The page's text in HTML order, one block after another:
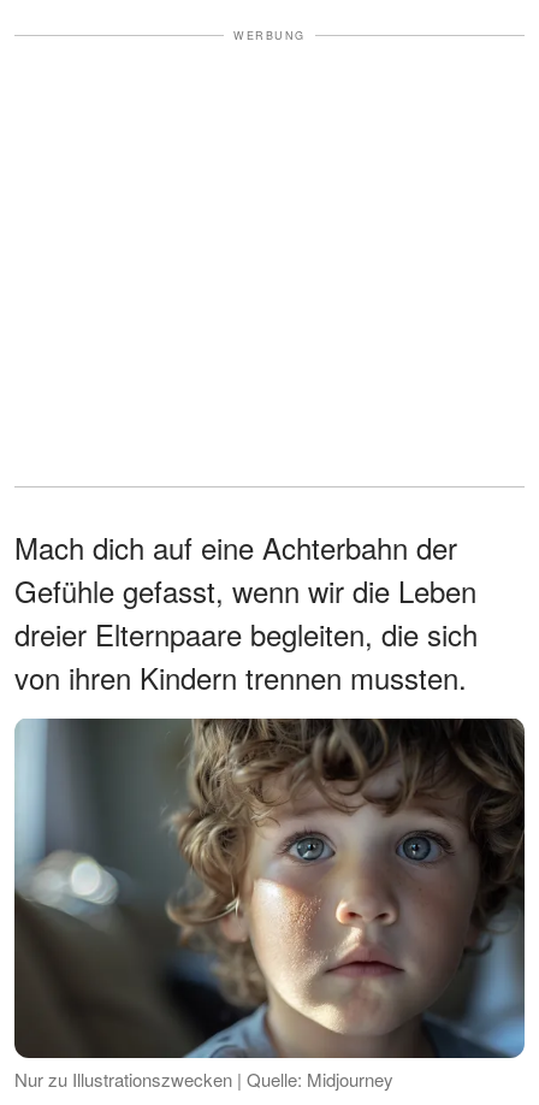
WERBUNG
Mach dich auf eine Achterbahn der
Gefühle gefasst, wenn wir die Leben
dreier Elternpaare begleiten, die sich
von ihren Kindern trennen mussten.
Nur zu Illustrationszwecken | Quelle: Midjourney